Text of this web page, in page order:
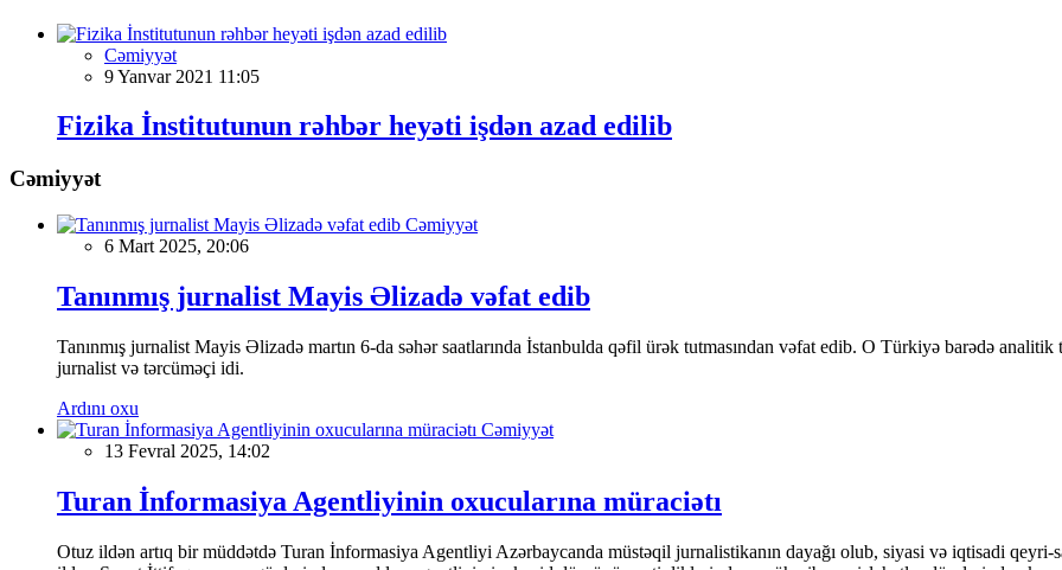
Cəmiyyət
9 Yanvar 2021 11:05
Fizika İnstitutunun rəhbər heyəti işdən azad edilib
Cəmiyyət
Cəmiyyət
6 Mart 2025, 20:06
Tanınmış jurnalist Mayis Əlizadə vəfat edib
Tanınmış jurnalist Mayis Əlizadə martın 6-da səhər saatlarında İstanbulda qəfil ürək tutmasından vəfat edib. O Türkiyə barədə
jurnalist və tərcüməçi idi.
Ardını oxu
Cəmiyyət
13 Fevral 2025, 14:02
Turan İnformasiya Agentliyinin oxucularına müraciətı
Otuz ildən artıq bir müddətdə Turan İnformasiya Agentliyi Azərbaycanda müstəqil jurnalistikanın dayağı olub, siyasi və iqtisadi